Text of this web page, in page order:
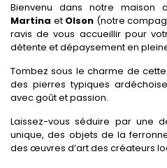
Bienvenu dans notre maison
Martina et Olson (notre
ravis de vous accueillir pour
détente et dépaysement en
Tombez sous le charme de
des pierres typiques
avec goût et passion.
Laissez-vous séduire par une
unique, des objets de la
des œuvres d’art des créateurs